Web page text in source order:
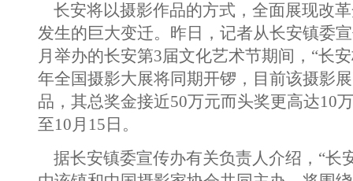
长安将以摄影作品的方式，全面展现改
发生的巨大变迁。昨日，记者从长安镇委
月举办的长安第3届文化艺术节期间，“长
年全国摄影大展将同期开锣，目前该摄影
品，其总奖金接近50万元而头奖更高达10
至10月15日。
据长安镇委宣传办有关负责人介绍，“长